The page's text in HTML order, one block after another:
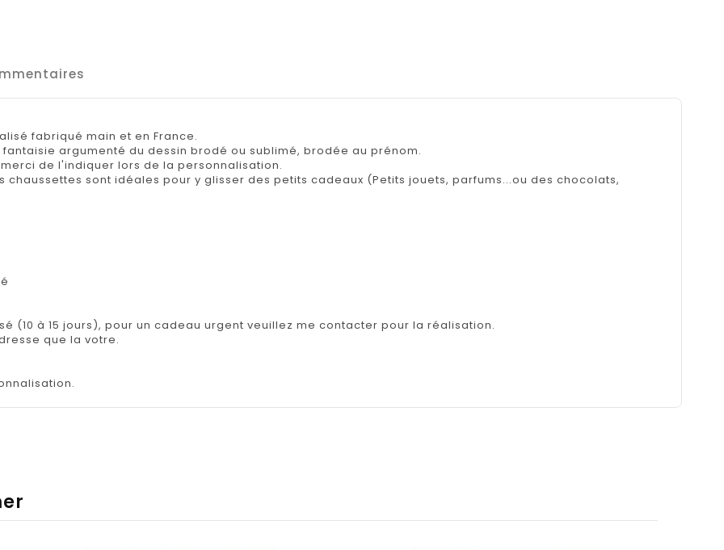
fabriqué main et en France.
argumenté du dessin brodé ou sublimé, brodée au prénom.
de l'indiquer lors de la personnalisation.
chaussettes sont idéales pour y glisser des petits cadeaux (Petits jouets, parfums...ou des chocolats,
(10 à 15 jours), pour un cadeau urgent veuillez me contacter pour la réalisation.
que la votre.